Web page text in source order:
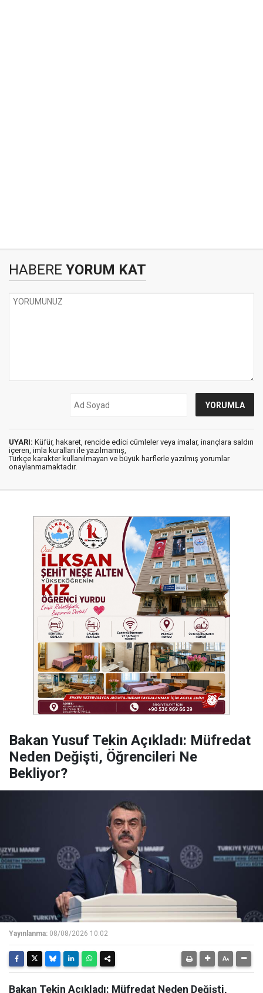
HABERE YORUM KAT
UYARI: Küfür, hakaret, rencide edici cümleler veya imalar, inançlara saldırı
içeren, imla kuralları ile yazılmamış,
Türkçe karakter kullanılmayan ve büyük harflerle yazılmış yorumlar
onaylanmamaktadır.
Bakan Yusuf Tekin Açıkladı: Müfredat
Neden Değişti, Öğrencileri Ne
Bekliyor?
Yayınlanma: 08/08/2026 10:02
Bakan Tekin Açıkladı: Müfredat Neden Değişti,